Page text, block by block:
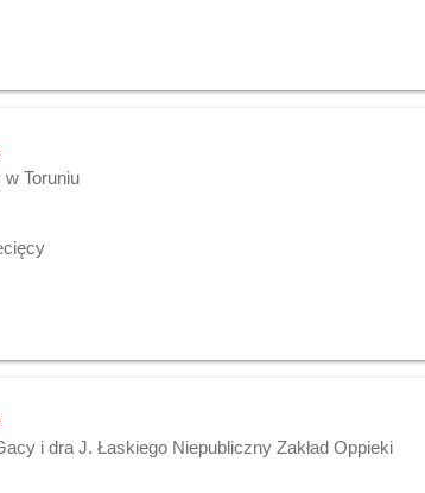
Toruniu
i dra J. Łaskiego Niepubliczny Zakład Oppieki